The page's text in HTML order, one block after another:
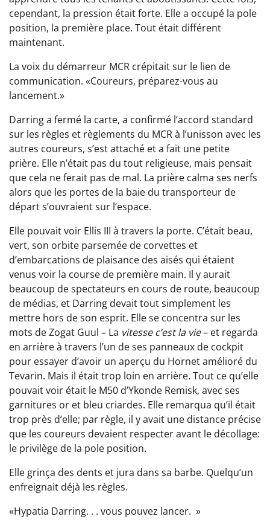
cependant, la pression était forte. Elle a occupé la pole
position, la première place. Tout était différent
maintenant.
La voix du démarreur MCR crépitait sur le lien de
communication. «Coureurs, préparez-vous au
lancement.»
Darring a fermé la carte, a confirmé l’accord standard
sur les règles et règlements du MCR à l’unisson avec les
autres coureurs, s’est attaché et a fait une petite
prière. Elle n’était pas du tout religieuse, mais pensait
que cela ne ferait pas de mal. La prière calma ses nerfs
alors que les portes de la baie du transporteur de
départ s’ouvraient sur l’espace.
Elle pouvait voir Ellis III à travers la porte. C’était beau,
vert, son orbite parsemée de corvettes et
d’embarcations de plaisance des aisés qui étaient
venus voir la course de première main. Il y aurait
beaucoup de spectateurs en cours de route, beaucoup
de médias, et Darring devait tout simplement les
mettre hors de son esprit. Elle se concentra sur les
mots de Zogat Guul – La vitesse c’est la vie– et regarda
en arrière à travers l’un de ses panneaux de cockpit
pour essayer d’avoir un aperçu du Hornet amélioré du
Tevarin. Mais il était trop loin en arrière. Tout ce qu’elle
pouvait voir était le M50 d’Ykonde Remisk, avec ses
garnitures or et bleu criardes. Elle remarqua qu’il était
trop près d’elle; par règle, il y avait une distance précise
que les coureurs devaient respecter avant le décollage:
le privilège de la pole position.
Elle grinça des dents et jura dans sa barbe. Quelqu’un
enfreignait déjà les règles.
«Hypatia Darring. . . vous pouvez lancer. »